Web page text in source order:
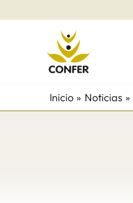
al
Inicio Noticias